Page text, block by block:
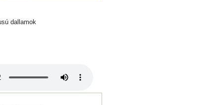
dallamok